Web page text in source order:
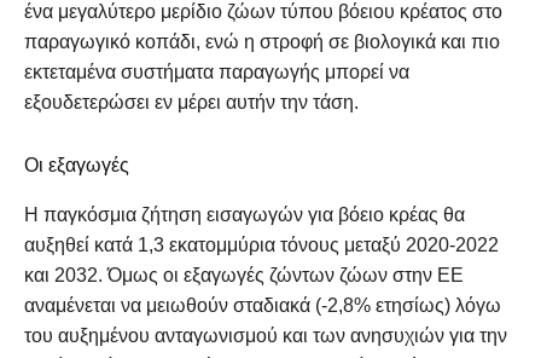
ένα μεγαλύτερο μερίδιο ζώων τύπου βόειου κρέατος στο
παραγωγικό κοπάδι, ενώ η στροφή σε βιολογικά και πιο
εκτεταμένα συστήματα παραγωγής μπορεί να
εξουδετερώσει εν μέρει αυτήν την τάση.
Οι εξαγωγές
Η παγκόσμια ζήτηση εισαγωγών για βόειο κρέας θα
αυξηθεί κατά 1,3 εκατομμύρια τόνους μεταξύ 2020-2022
και 2032. Όμως οι εξαγωγές ζώντων ζώων στην ΕΕ
αναμένεται να μειωθούν σταδιακά (-2,8% ετησίως) λόγω
του αυξημένου ανταγωνισμού και των ανησυχιών για την